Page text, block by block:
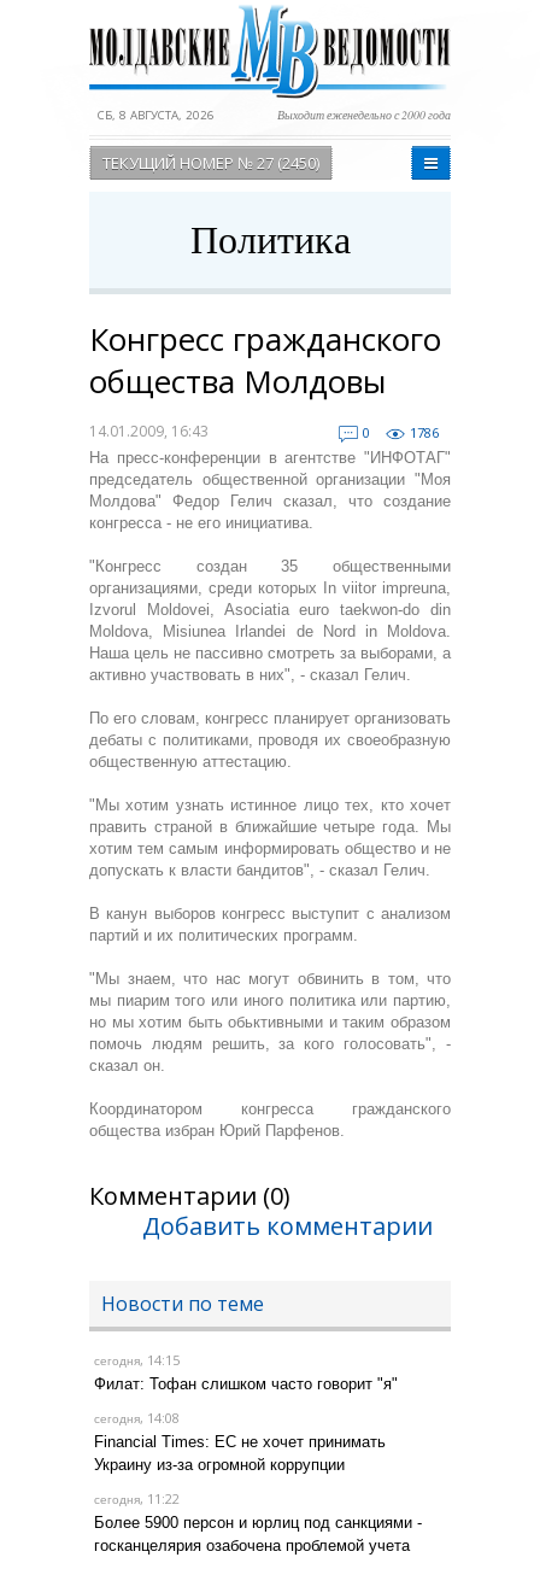
СБ, 8 АВГУСТА, 2026 Выходит еженедельно с 2000 года
ТЕКУЩИЙ НОМЕР № 27 (2450)
Политика
Конгресс гражданского
общества Молдовы
14.01.2009, 16:43 0
1786
На пресс-конференции в агентстве "ИНФОТАГ"
председатель общественной организации "Моя
Молдова" Федор Гелич сказал, что создание
конгресса - не его инициатива.
"Конгресс создан 35 общественными
организациями, среди которых In viitor impreuna,
Izvorul Moldovei, Asociatia euro taekwon-do din
Moldova, Misiunea Irlandei de Nord in Moldova.
Наша цель не пассивно смотреть за выборами, а
активно участвовать в них", - сказал Гелич.
По его словам, конгресс планирует организовать
дебаты с политиками, проводя их своеобразную
общественную аттестацию.
"Мы хотим узнать истинное лицо тех, кто хочет
править страной в ближайшие четыре года. Мы
хотим тем самым информировать общество и не
допускать к власти бандитов", - сказал Гелич.
В канун выборов конгресс выступит с анализом
партий и их политических программ.
"Мы знаем, что нас могут обвинить в том, что
мы пиарим того или иного политика или партию,
но мы хотим быть обьктивными и таким образом
помочь людям решить, за кого голосовать", -
сказал он.
Координатором конгресса гражданского
общества избран Юрий Парфенов.
Комментарии (0)
Добавить комментарии
Новости по теме
сегодня, 14:15
Филат: Тофан слишком часто говорит "я"
сегодня, 14:08
Financial Times: ЕС не хочет принимать
Украину из-за огромной коррупции
сегодня, 11:22
Более 5900 персон и юрлиц под санкциями -
госканцелярия озабочена проблемой учета